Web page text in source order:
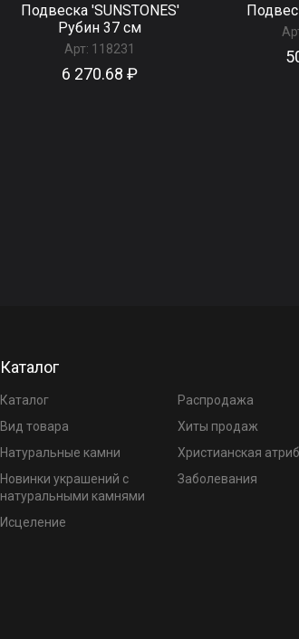
Подвеска 'SUNSTONES'
Рубин 37 см
Арт: 118231
6 270.68 ₽
Каталог
Каталог
Вид товара
Натуральные камни
Новинки украшений с
натуральными камнями
Распродажа
Хиты продаж
Христианская
Заболевания
Исцеление